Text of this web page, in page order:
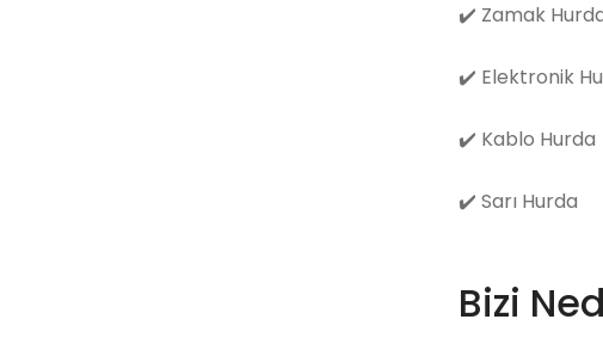
✔️ Zamak
✔️ Elektronik
✔️ Kablo Hurda
✔️ Sarı Hurda
Bizi